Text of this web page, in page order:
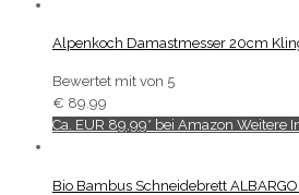
Alpenkoch Damastmesser 20cm
Bewertet mit von 5
€ 89.99
Ca. EUR 89,99* bei Amazon Weitere
Bio Bambus Schneidebrett